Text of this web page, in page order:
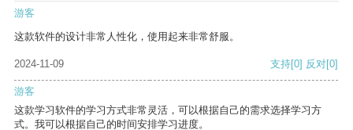
游客
这款软件的设计非常人性化，使用起来非常舒服。
2024-11-09 支持[0] 反对[0]
游客
这款学习软件的学习方式非常灵活，可以根据自己的需求选择学习方
式。我可以根据自己的时间安排学习进度。